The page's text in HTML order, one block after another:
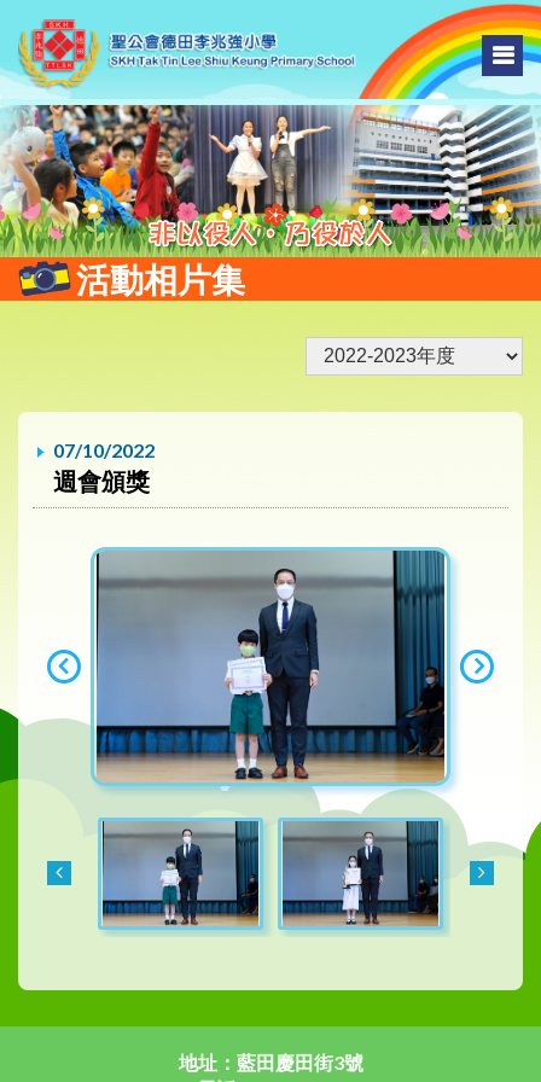
活動相片集
07/10/2022
週會頒獎
地址：藍田慶田街3號